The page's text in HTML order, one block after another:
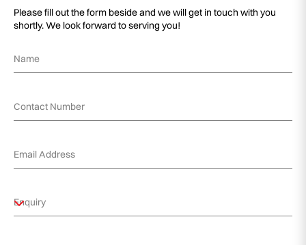
Please fill out the form beside and we will get in touch with you
shortly. We look forward to serving you!